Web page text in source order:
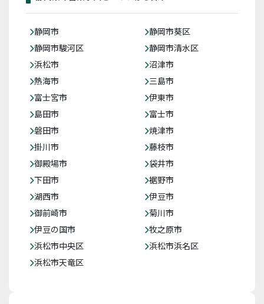
静岡市
静岡市葵区
静岡市駿河区
静岡市清水区
浜松市
沼津市
熱海市
三島市
富士宮市
伊東市
島田市
富士市
磐田市
焼津市
掛川市
藤枝市
御殿場市
袋井市
下田市
裾野市
湖西市
伊豆市
御前崎市
菊川市
伊豆の国市
牧之原市
浜松市中央区
浜松市浜名区
浜松市天竜区